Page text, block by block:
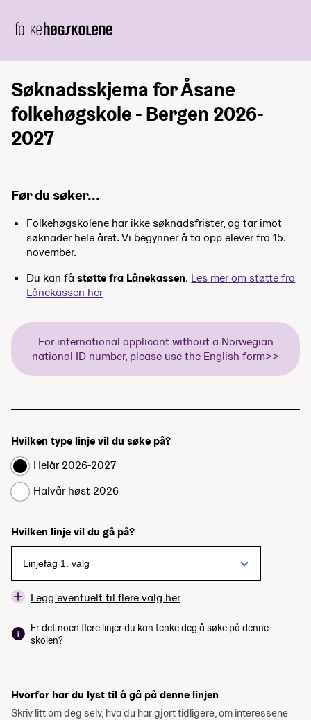
Søknadsskjema for Åsane
folkehøgskole - Bergen 2026-
2027
Før du søker...
Folkehøgskolene har ikke søknadsfrister, og tar imot
søknader hele året. Vi begynner å ta opp elever fra 15.
november.
Du kan fåstøtte fra Lånekassen. Les mer om støtte fra
Lånekassen her
For international applicant without a Norwegian
national ID number, please use the English form>>
Hvilken type linje vil du søke på?
Helår 2026-2027
Halvår høst 2026
Hvilken linje vil du gå på?
Legg eventuelt til flere valg her
Er det noen flere linjer du kan tenke deg å søke på denne
skolen?
Hvorfor har du lyst til å gå på denne linjen
Skriv litt om deg selv, hva du har gjort tidligere, om interessene